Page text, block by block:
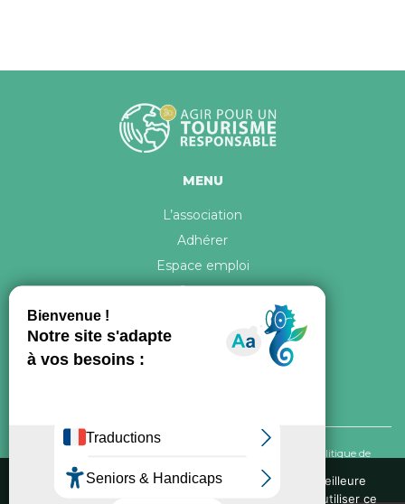
MENU
L’association
Adhérer
Espace emploi
Contact
Politique de
confidentialité
Nous utilisons des cookies pour vous garantir la meilleure
expérience sur notre site web. Si vous continuez à utiliser ce